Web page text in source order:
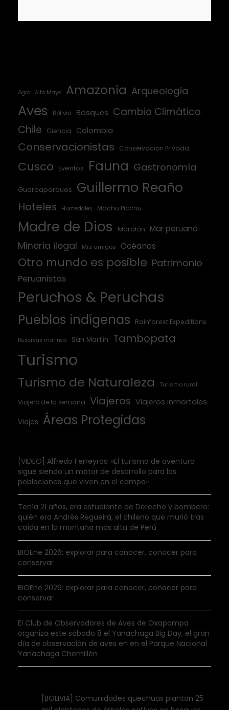
Agro Alto Mayo Amazonía Arqueología
Aves Bolivia Bosques Cambio Climático
Chile
Ciencia Colombia
Conservacionistas Conservación Privada
Cusco Eventos Fauna Gastronomía
Guardaparques Guillermo Reaño
Hoteles Humedales Machu Picchu
Madre de Dios Maratón Mar peruano
Minería ilegal Mis amigos Océanos
Otro mundo es posible Patrimonio
Peruanistas
Peruchos & Peruchas
Pueblos indígenas Rainforest Expeditions
Reservas marinas San Martín Tambopata
Turismo
Turismo de Naturaleza Turismo rural
Viajero de la semana Viajeros Viajeros inmortales
Viajes Áreas Protegidas
[VIDEO] Alfredo Ferreyros: «El turismo de aventura
sigue siendo un motor de desarrollo para las
poblaciones que viven en el campo»
Tenía 21 años, era estudiante de Derecho y bombero:
quién era Andrés Regueira, el chileno que murió tras
caída en la montaña más alta de Perú
BIOEne 2026: explorar para conocer, conocer para
conservar
BIOEne 2026: explorar para conocer, conocer para
conservar
El Club de Observadores de Aves de Oxapampa
organiza este sábado 8 el Yanachaga Big Day, el gran
día de observación de aves en en el Parque Nacional
Yanachaga Chemillén
[BOLIVIA] Comunidades quechuas plantan 25